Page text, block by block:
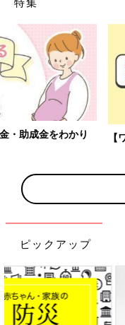
【ワクチン接種できるも
ピックアップ